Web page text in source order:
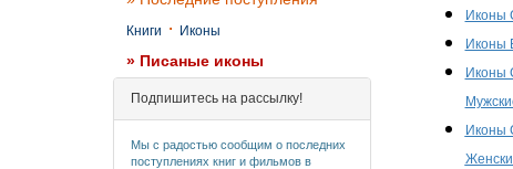
Книги · Иконы
» Писаные иконы
Подпишитесь на рассылку!
Мы с радостью сообщим о последних
поступлениях книг и фильмов в
Иконы
Иконы
Иконы
Иконы